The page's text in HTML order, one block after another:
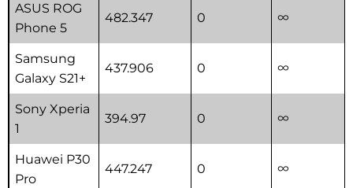
ASUS ROG
Phone 5
482.347 0 ∞
Samsung
Galaxy S21+
437.906 0 ∞
Sony Xperia
1
394.97 0 ∞
Huawei P30
Pro
447.247 0 ∞